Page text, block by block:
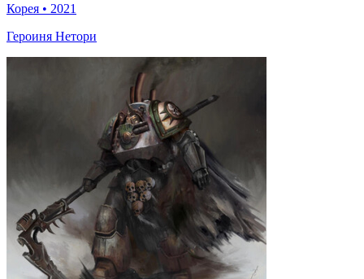
Корея • 2021
Героиня Нетори